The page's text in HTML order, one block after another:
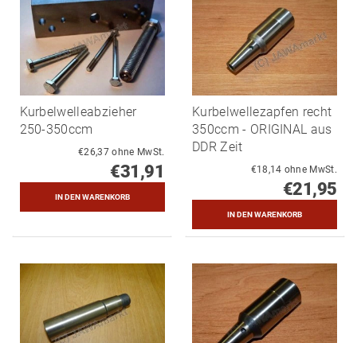
Kurbelwelleabzieher
250-350ccm
€26,37 ohne MwSt.
€31,91
Kurbelwellezapfen recht
350ccm - ORIGINAL aus
DDR Zeit
€18,14 ohne MwSt.
€21,95